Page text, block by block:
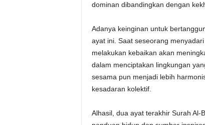
dominan dibandingkan dengan
Adanya keinginan untuk
ayat ini. Saat seseorang
melakukan kebaikan akan
dalam menciptakan lingkungan
sesama pun menjadi lebih
kesadaran kolektif.
Alhasil, dua ayat terakhir Surah